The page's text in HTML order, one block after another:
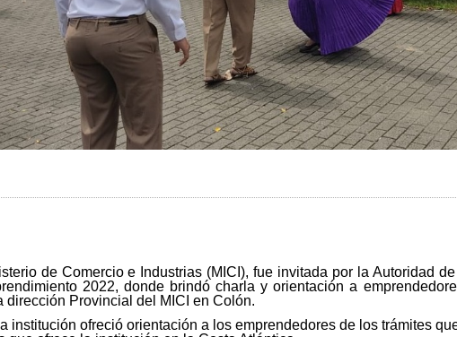
de Comercio e Industrias (MICI), fue invitada por la Autoridad
2022, donde brindó charla y orientación a
dirección Provincial del MICI en Colón.
institución ofreció orientación a los emprendedores de los trámites